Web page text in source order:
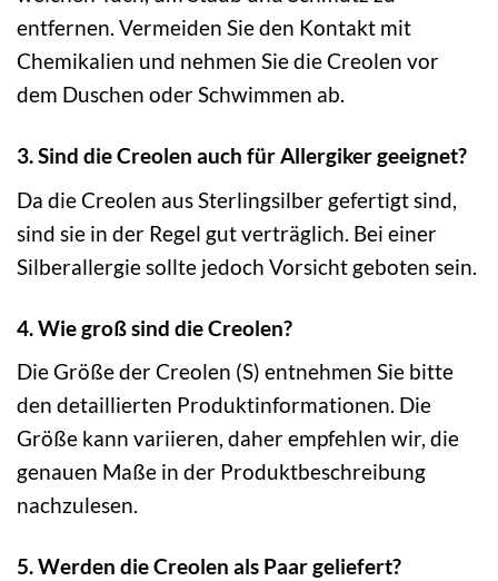
entfernen. Vermeiden Sie den Kontakt mit
Chemikalien und nehmen Sie die Creolen vor
dem Duschen oder Schwimmen ab.
3. Sind die Creolen auch für Allergiker geeignet?
Da die Creolen aus Sterlingsilber gefertigt sind,
sind sie in der Regel gut verträglich. Bei einer
Silberallergie sollte jedoch Vorsicht geboten sein.
4. Wie groß sind die Creolen?
Die Größe der Creolen (S) entnehmen Sie bitte
den detaillierten Produktinformationen. Die
Größe kann variieren, daher empfehlen wir, die
genauen Maße in der Produktbeschreibung
nachzulesen.
5. Werden die Creolen als Paar geliefert?